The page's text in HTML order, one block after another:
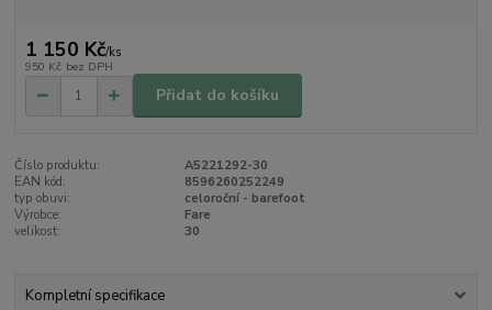
1 150 Kč/ks
950 Kč bez DPH
Přidat do košíku
Číslo produktu:
A5221292-30
EAN kód:
8596260252249
typ obuvi:
celoroční - barefoot
Výrobce:
Fare
velikost:
30
Kompletní specifikace